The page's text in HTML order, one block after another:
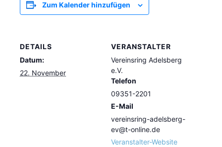
Zum Kalender hinzufügen
DETAILS
Datum:
22. November
VERANSTALTER
Vereinsring Adelsberg
e.V.
Telefon
09351-2201
E-Mail
vereinsring-adelsberg-
ev@t-online.de
Veranstalter-Website